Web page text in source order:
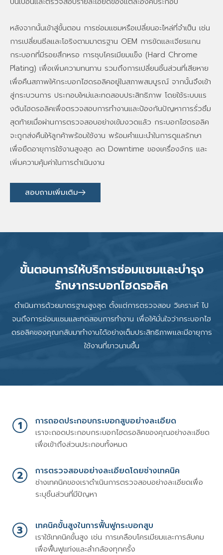
หลังจากนั้นเข้าสู่ขั้นตอน การซ่อมแซมหรือเปลี่ยนอะไหล่ที่จำเป็น เช่น
การเปลี่ยนซีลและโอริงตามมาตรฐาน OEM การขัดและเจียรแกน
กระบอกที่มีรอยสึกหรอ การชุบโครเมียมแข็ง (Hard Chrome
Plating) เพื่อเพิ่มความทนทาน รวมถึงการเปลี่ยนชิ้นส่วนที่เสียหาย
เพื่อคืนสภาพให้กระบอกไฮดรอลิคอยู่ในสภาพสมบูรณ์ จากนั้นจึงเข้า
สู่กระบวนการ ประกอบใหม่และทดสอบประสิทธิภาพ โดยใช้ระบบแร
งดันไฮดรอลิคเพื่อตรวจสอบการทำงานและป้องกันปัญหาการรั่วซึม
สุดท้ายเมื่อผ่านการตรวจสอบอย่างเข้มงวดแล้ว กระบอกไฮดรอลิค
จะถูกส่งคืนให้ลูกค้าพร้อมใช้งาน พร้อมคำแนะนำในการดูแลรักษา
เพื่อยืดอายุการใช้งานสูงสุด ลด Downtime ของเครื่องจักร และ
เพิ่มความคุ้มค่าในการดำเนินงาน
สอบถามเพิ่มเติม
ขั้นตอนการให้บริการซ่อมแซมและบำรุง
รักษากระบอกไฮดรอลิค
ดำเนินการด้วยมาตรฐานสูงสุด ตั้งแต่การตรวจสอบ วิเคราะห์ ไป
จนถึงการซ่อมแซมและทดสอบการทำงาน เพื่อให้มั่นใจว่ากระบอกไฮ
ดรอลิคของคุณกลับมาทำงานได้อย่างเต็มประสิทธิภาพและมีอายุการ
ใช้งานที่ยาวนานขึ้น
1 การถอดประกอบกระบอกสูบอย่างละเอียด
เราจะถอดประกอบกระบอกไฮดรอลิคของคุณอย่างละเอียด
เพื่อเข้าถึงส่วนประกอบทั้งหมด
2 การตรวจสอบอย่างละเอียดโดยช่างเทคนิค
ช่างเทคนิคของเราดำเนินการตรวจสอบอย่างละเอียดเพื่อ
ระบุชิ้นส่วนที่มีปัญหา
3 เทคนิคขั้นสูงในการฟื้นฟูกระบอกสูบ
เราใช้เทคนิคขั้นสูง เช่น การเคลือบโครเมียมและการลับคม
เพื่อฟื้นฟูแท่งและลำกล้องทุกครั้ง